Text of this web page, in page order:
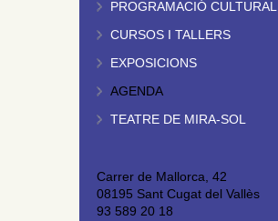
PROGRAMACIÓ CULTURAL
CURSOS I TALLERS
EXPOSICIONS
AGENDA
TEATRE DE MIRA-SOL
Carrer de Mallorca, 42
08195 Sant Cugat del Vallès
93 589 20 18